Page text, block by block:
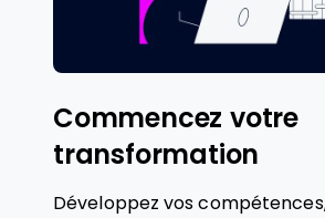
Commencez votre
transformation
Développez vos